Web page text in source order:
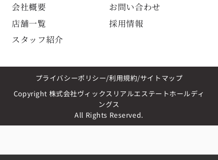
会社概要
店舗一覧
スタッフ紹介
お問い合わせ
採用情報
プライバシーポリシー 利用規約 サイトマップ
Copyright 株式会社ヴィックスリアルエステートホールディ
ングス
All Rights Reserved.